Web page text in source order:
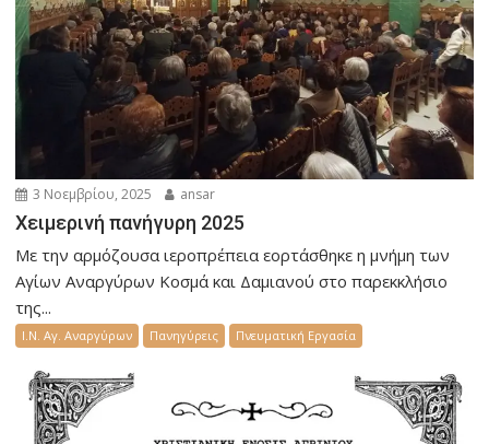
3 Νοεμβρίου, 2025 ansar
Χειμερινή πανήγυρη 2025
Με την αρμόζουσα ιεροπρέπεια εορτάσθηκε η μνήμη των
Αγίων Αναργύρων Κοσμά και Δαμιανού στο παρεκκλήσιο
της...
Ι.Ν. Αγ. Αναργύρων Πανηγύρεις Πνευματική Εργασία